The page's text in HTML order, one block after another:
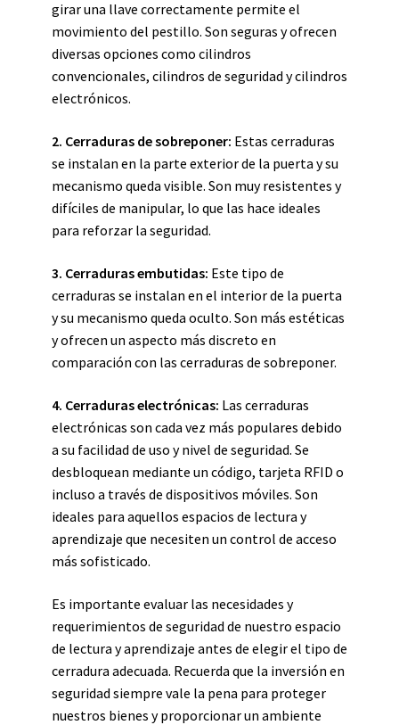
girar una llave correctamente permite el
movimiento del pestillo. Son seguras y ofrecen
diversas opciones como cilindros
convencionales, cilindros de seguridad y cilindros
electrónicos.
2. Cerraduras de sobreponer: Estas cerraduras
se instalan en la parte exterior de la puerta y su
mecanismo queda visible. Son muy resistentes y
difíciles de manipular, lo que las hace ideales
para reforzar la seguridad.
3. Cerraduras embutidas: Este tipo de
cerraduras se instalan en el interior de la puerta
y su mecanismo queda oculto. Son más estéticas
y ofrecen un aspecto más discreto en
comparación con las cerraduras de sobreponer.
4. Cerraduras electrónicas: Las cerraduras
electrónicas son cada vez más populares debido
a su facilidad de uso y nivel de seguridad. Se
desbloquean mediante un código, tarjeta RFID o
incluso a través de dispositivos móviles. Son
ideales para aquellos espacios de lectura y
aprendizaje que necesiten un control de acceso
más sofisticado.
Es importante evaluar las necesidades y
requerimientos de seguridad de nuestro espacio
de lectura y aprendizaje antes de elegir el tipo de
cerradura adecuada. Recuerda que la inversión en
seguridad siempre vale la pena para proteger
nuestros bienes y proporcionar un ambiente